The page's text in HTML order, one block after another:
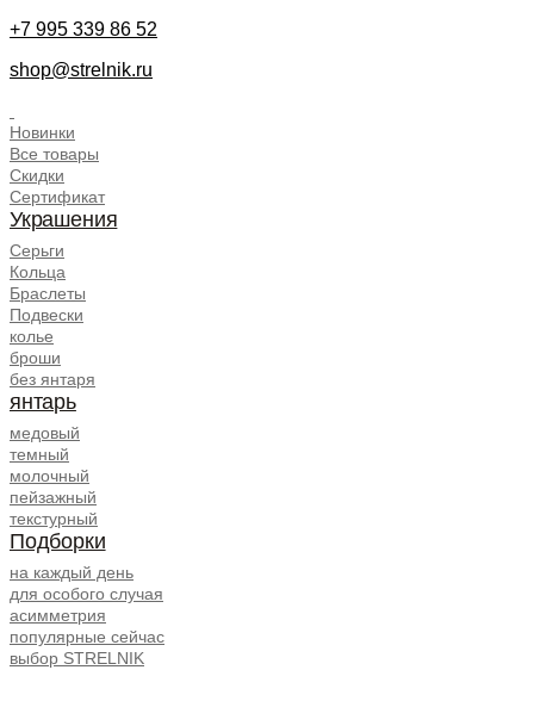
+7 995 339 86 52
shop@strelnik.ru
Новинки
Все товары
Скидки
Сертификат
Украшения
Серьги
Кольца
Браслеты
Подвески
колье
броши
без янтаря
янтарь
медовый
темный
молочный
пейзажный
текстурный
Подборки
на каждый день
для особого случая
асимметрия
популярные сейчас
выбор STRELNIK